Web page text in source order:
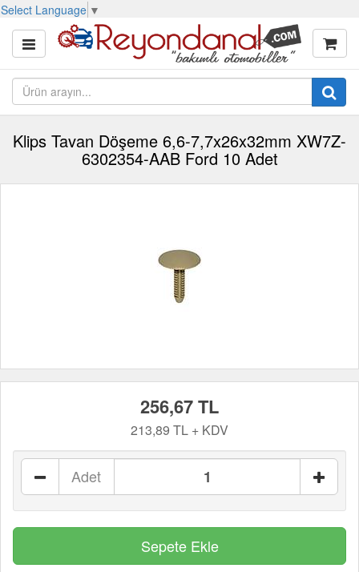
Select Language ▼
Klips Tavan Döşeme 6,6-7,7x26x32mm XW7Z-
6302354-AAB Ford 10 Adet
256,67 TL
213,89 TL + KDV
Adet